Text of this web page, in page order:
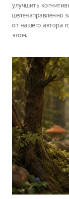
улучшить
целенаправленно
от нашего автора
этом.